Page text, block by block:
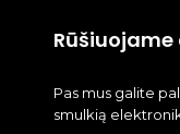
Pas mus galite
smulkią